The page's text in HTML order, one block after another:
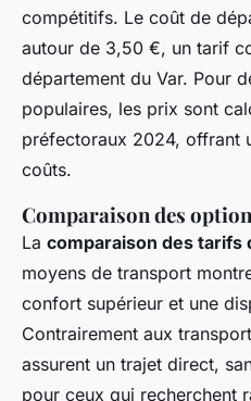
compétitifs. Le coût de
autour de 3,50 €, un tarif
département du Var. Pour
populaires, les prix sont
préfectoraux 2024, offrant
coûts.
Comparaison des
La comparaison des tarifs
moyens de transport
confort supérieur et une
Contrairement aux
assurent un trajet direct,
pour ceux qui recherchent